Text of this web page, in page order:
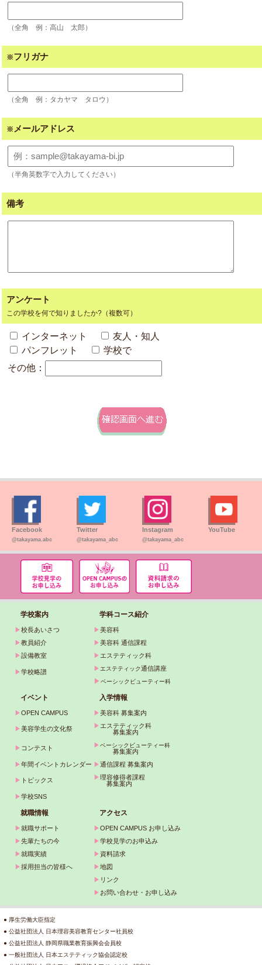
（全角 例：高山 太郎）
※フリガナ
（全角 例：タカヤマ タロウ）
※ メールアドレス
（半角英数字で入力してください）
備考
アンケート
この学校を何で知りましたか?（複数可）
インターネット
友人・知人
パンフレット
学校で
その他：
Facebook
@takayama.abc
Twitter
@takayama_abc
Instagram
@takayama_abc
YouTube
学校案内 学科コース紹介
▶校長あいさつ ▶美容科
▶教員紹介 ▶美容科 通信課程
▶設備教室 ▶ エステティック科
▶学校略譜 ▶ エステティック通信講座
▶ベーシックビューティー科
イベント 入学情報
▶OPEN CAMPUS ▶美容科 募集案内
▶美容学生の文化祭 ▶ エステティック科
募集案内
▶ コンテスト ▶ベーシックビューティー科
募集案内
▶年間イベントカレンダー ▶通信課程 募集案内
▶ トピックス ▶理容修得者課程
募集案内
▶学校SNS
就職情報 アクセス
▶就職サポート ▶OPEN CAMPUS お申し込み
▶先輩たちの今 ▶学校見学のお申込み
▶就職実績 ▶ 資料請求
▶採用担当の皆様へ ▶地図
▶ リンク
▶ お問い合わせ・お申し込み
● 厚生労働大臣指定
● 公益社団法人 日本理容美容教育センター社員校
● 公益社団法人 静岡県職業教育振興会会員校
● 一般社団法人 日本エステティック協会認定校